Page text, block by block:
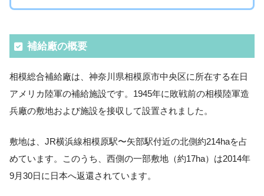
補給廠の概要
相模総合補給廠は、神奈川県相模原市中央区に所在する在日
アメリカ陸軍の補給施設です。1945年に敗戦前の相模陸軍造
兵廠の敷地および施設を接収して設置されました。
敷地は、JR横浜線相模原駅〜矢部駅付近の北側約214haを占
めています。このうち、西側の一部敷地（約17ha）は2014年
9月30日に日本へ返還されています。